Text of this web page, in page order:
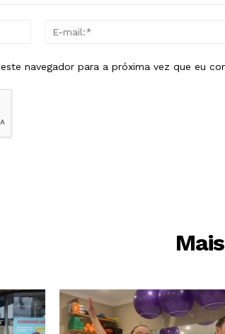
Nome:*
navegador para a próxima vez que eu